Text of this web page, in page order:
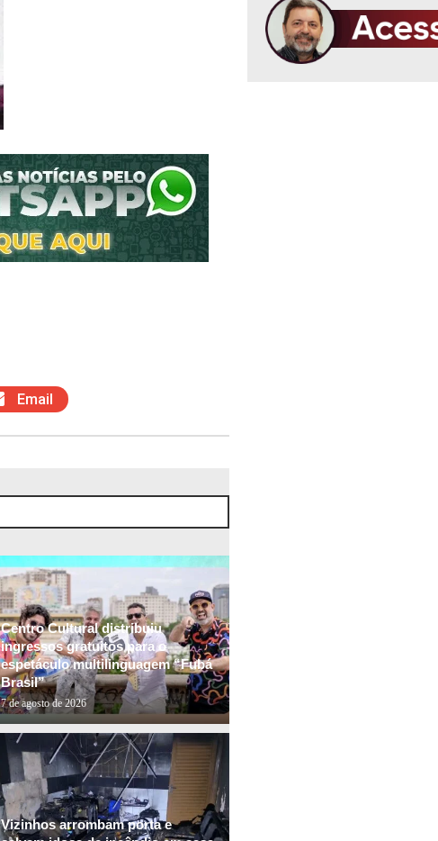
Email
Centro Cultural distribuiu
ingressos gratuitos para o
espetáculo multilinguagem “Fubá
Brasil”
7 de agosto de 2026
Vizinhos arrombam porta e